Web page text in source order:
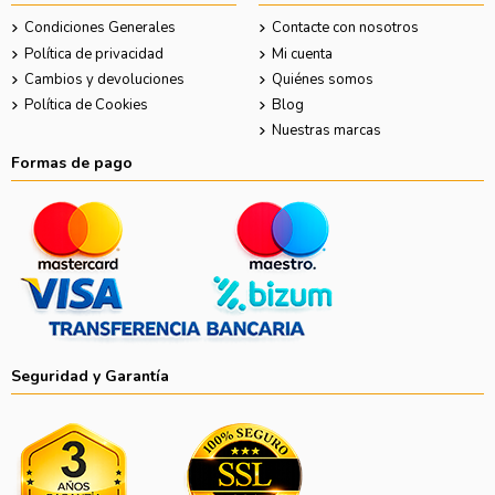
Condiciones Generales
Política de privacidad
Cambios y devoluciones
Política de Cookies
Contacte con nosotros
Mi cuenta
Quiénes somos
Blog
Nuestras marcas
Formas de pago
Seguridad y Garantía